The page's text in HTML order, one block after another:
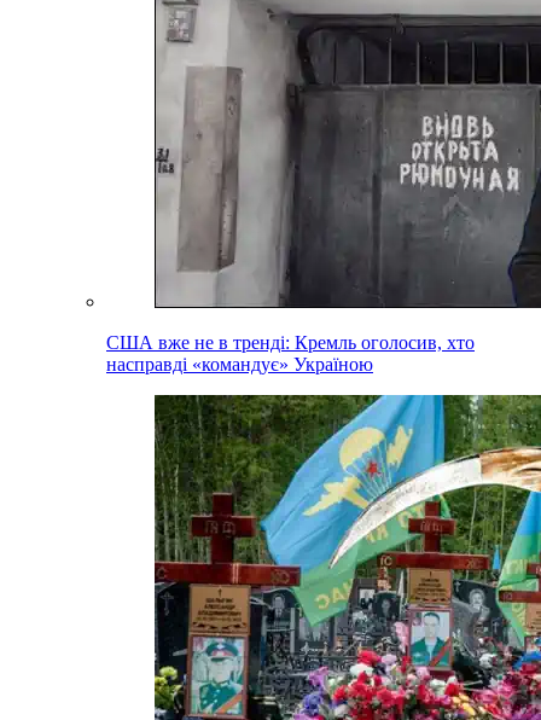
США вже не в тренді: Кремль оголосив, хто
насправді «командує» Україною